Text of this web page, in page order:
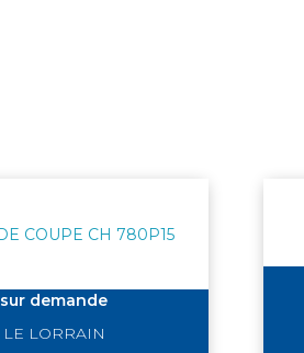
sur demande
LE LORRAIN